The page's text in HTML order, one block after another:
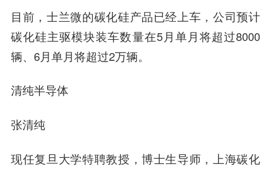
目前，士兰微的碳化硅产品已经上车，公司预计
碳化硅主驱模块装车数量在5月单月将超过8000
辆、6月单月将超过2万辆。
清纯半导体
张清纯
现任复旦大学特聘教授，博士生导师，上海碳化